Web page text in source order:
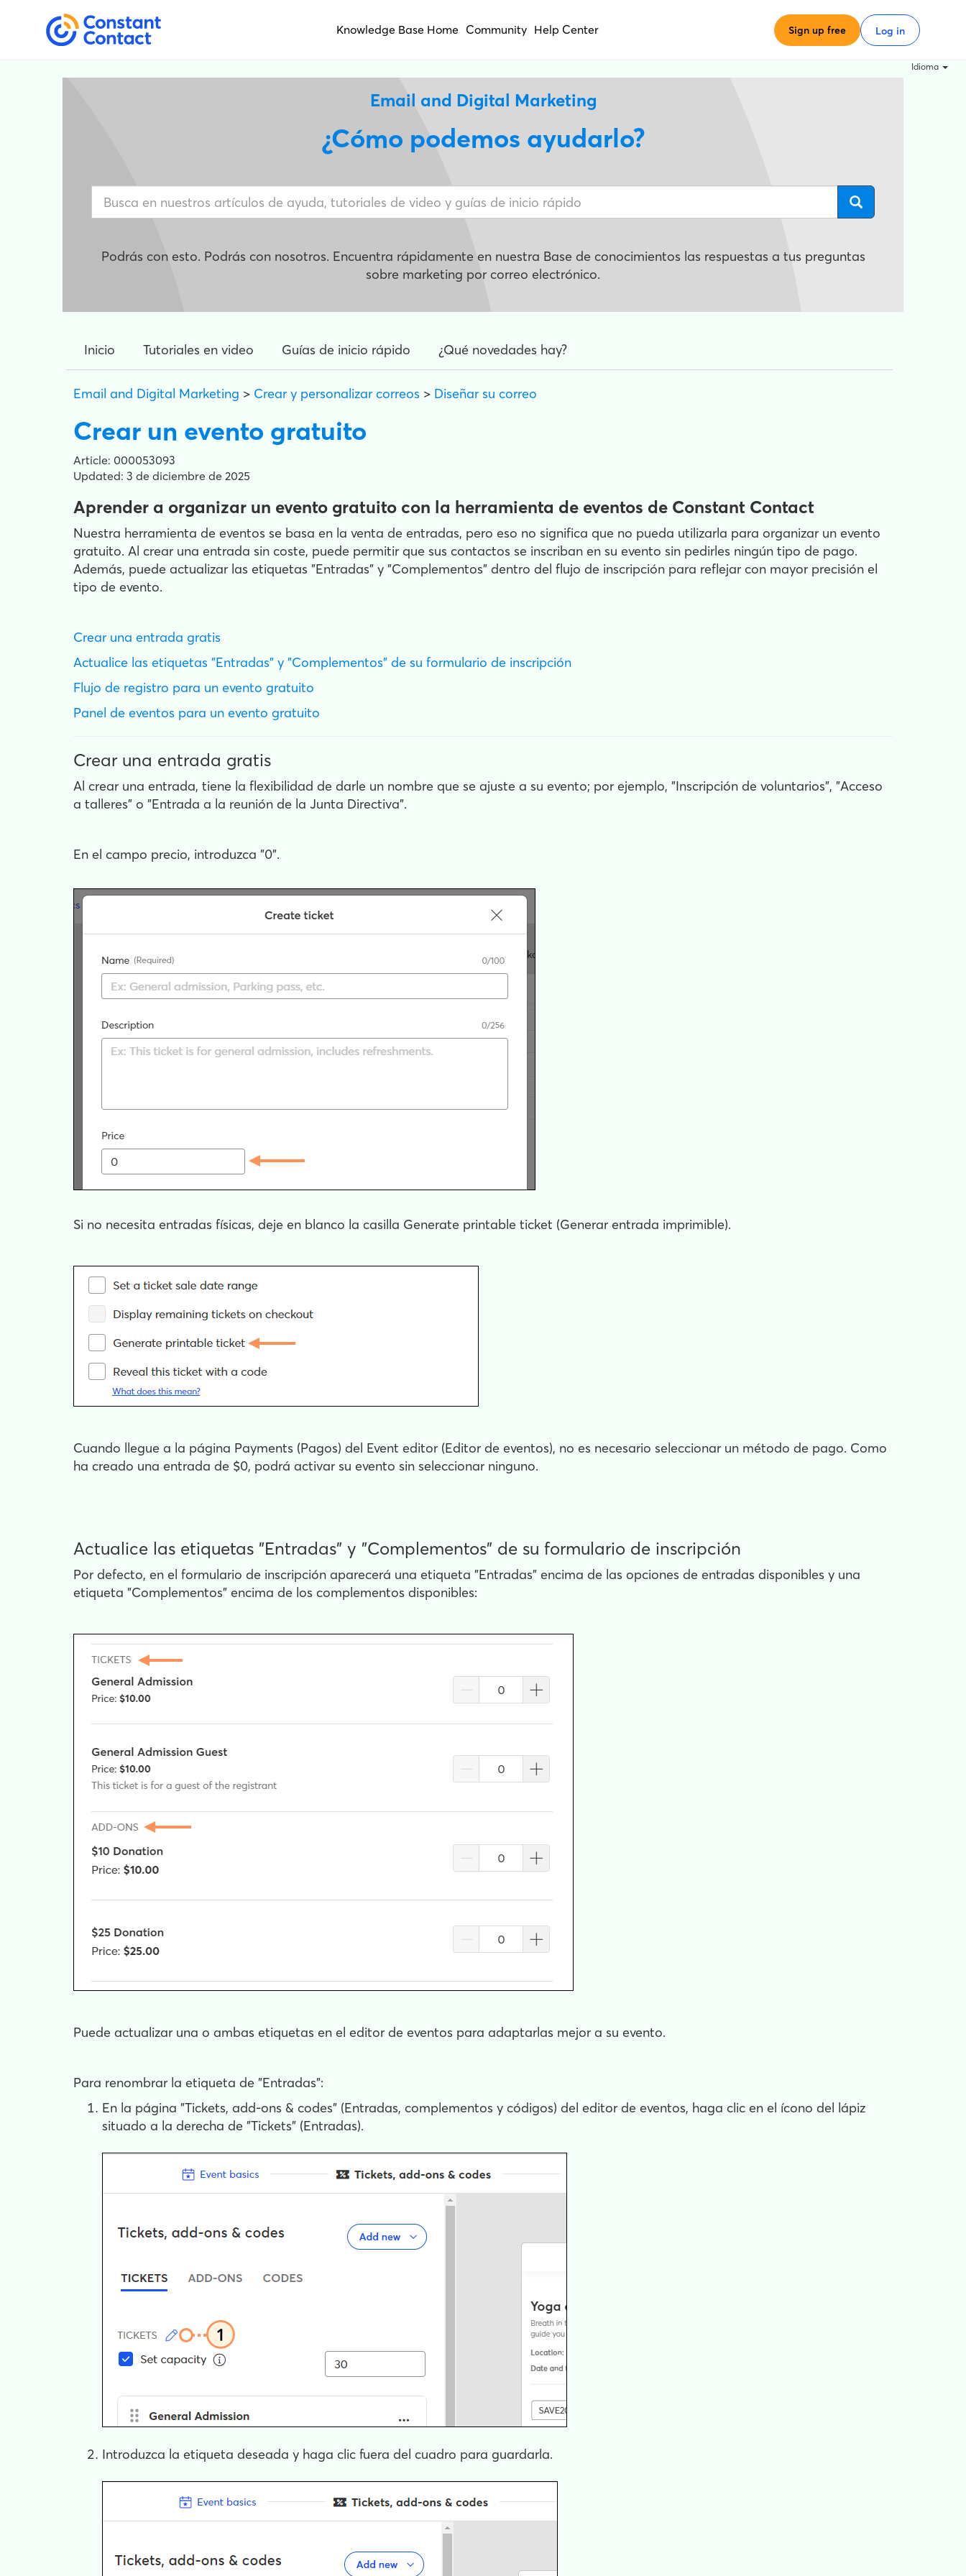
Knowledge Base Home Community Help Center Sign up free Log in
Idioma
Email and Digital Marketing
¿Cómo podemos ayudarlo?
Podrás con esto. Podrás con nosotros. Encuentra rápidamente en nuestra Base de conocimientos las respuestas a tus preguntas
sobre marketing por correo electrónico.
Inicio Tutoriales en video Guías de inicio rápido ¿Qué novedades hay?
Email and Digital Marketing > Crear y personalizar correos > Diseñar su correo
Crear un evento gratuito
Article: 000053093
Updated: 3 de diciembre de 2025
Aprender a organizar un evento gratuito con la herramienta de eventos de Constant Contact
Nuestra herramienta de eventos se basa en la venta de entradas, pero eso no significa que no pueda utilizarla para organizar un evento
gratuito. Al crear una entrada sin coste, puede permitir que sus contactos se inscriban en su evento sin pedirles ningún tipo de pago.
Además, puede actualizar las etiquetas "Entradas" y "Complementos" dentro del flujo de inscripción para reflejar con mayor precisión el
tipo de evento.
Crear una entrada gratis
Actualice las etiquetas "Entradas" y "Complementos" de su formulario de inscripción
Flujo de registro para un evento gratuito
Panel de eventos para un evento gratuito
Crear una entrada gratis
Al crear una entrada, tiene la flexibilidad de darle un nombre que se ajuste a su evento; por ejemplo, "Inscripción de voluntarios", "Acceso
a talleres" o "Entrada a la reunión de la Junta Directiva".
En el campo precio, introduzca "0".
Si no necesita entradas físicas, deje en blanco la casilla Generate printable ticket (Generar entrada imprimible).
Cuando llegue a la página Payments (Pagos) del Event editor (Editor de eventos), no es necesario seleccionar un método de pago. Como
ha creado una entrada de $0, podrá activar su evento sin seleccionar ninguno.
Actualice las etiquetas "Entradas" y "Complementos" de su formulario de inscripción
Por defecto, en el formulario de inscripción aparecerá una etiqueta "Entradas" encima de las opciones de entradas disponibles y una
etiqueta "Complementos" encima de los complementos disponibles:
Puede actualizar una o ambas etiquetas en el editor de eventos para adaptarlas mejor a su evento.
Para renombrar la etiqueta de "Entradas":
En la página "Tickets, add-ons & codes" (Entradas, complementos y códigos) del editor de eventos, haga clic en el ícono del lápiz
situado a la derecha de "Tickets" (Entradas).
Introduzca la etiqueta deseada y haga clic fuera del cuadro para guardarla.